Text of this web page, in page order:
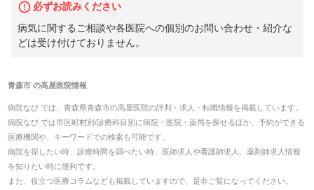
必ずお読みください
病気に関するご相談や各医院への個別のお問い合わせ・紹介な
どは受け付けておりません。
青森市の髙屋医院情報
病院なび では、 青森県青森市の髙屋医院の評判・求人・転職情報を掲載しています。
病院なび では市区町村別/診療科目別に病院・医院・薬局を探せるほか、予約ができる
医療機関や、キーワードでの検索も可能です。
病院を探したい時、診療時間を調べたい時、医師求人や看護師求人、薬剤師求人情報
を知りたい時に便利です。
また、役立つ医療コラムなども掲載していますので、是非ご覧になってください。